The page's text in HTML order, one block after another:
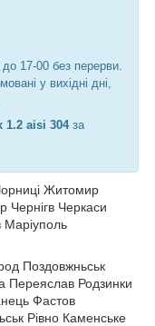
17-00 без перерви.
у вихідні дні,
1.2 aisi 304за
Житомир
Чернігв Черкаси
Маріуполь
Поздовжньськ
Переяслав Родзинки
Фастов
Рівно Каменське